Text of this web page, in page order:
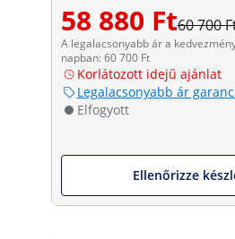
58 880 Ft60 700
A legalacsonyabb ár a
napban: 60 700 Ft
Korlátozott idejű ajánlat
Legalacsonyabb ár
Elfogyott
Ellenőrizze